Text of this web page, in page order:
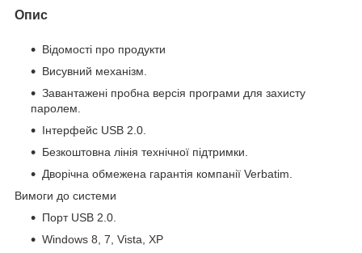
Опис
Відомості про продукти
Висувний механізм.
Завантажені пробна версія програми для захисту
паролем.
Інтерфейс USB 2.0.
Безкоштовна лінія технічної підтримки.
Дворічна обмежена гарантія компанії Verbatim.
Вимоги до системи
Порт USB 2.0.
Windows 8, 7, Vista, XP